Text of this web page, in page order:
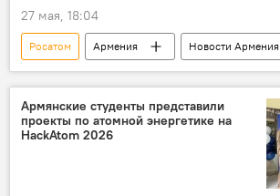
27 мая, 18:04
Росатом Армения
Новости Армения
АЭС
Армянские студенты представили
проекты по атомной энергетике на
HackAtom 2026